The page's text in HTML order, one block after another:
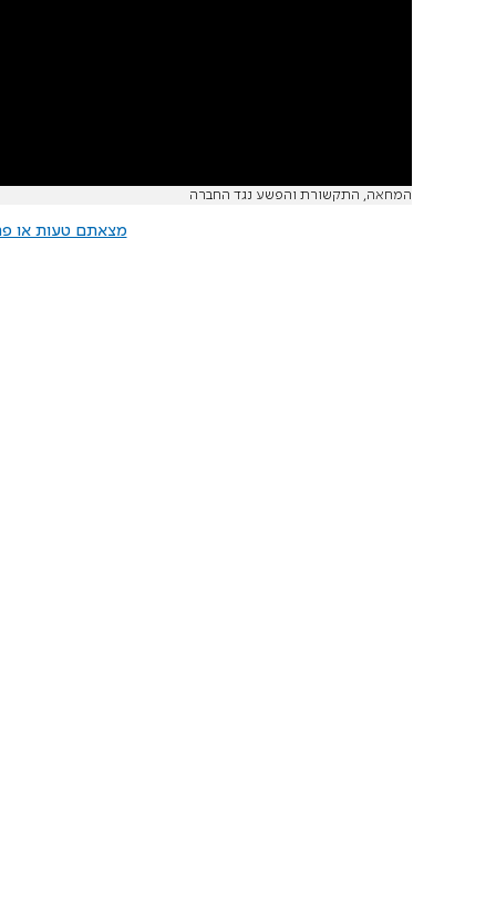
המחאה, התקשורת והפשע נגד החברה
מצאתם טעות או